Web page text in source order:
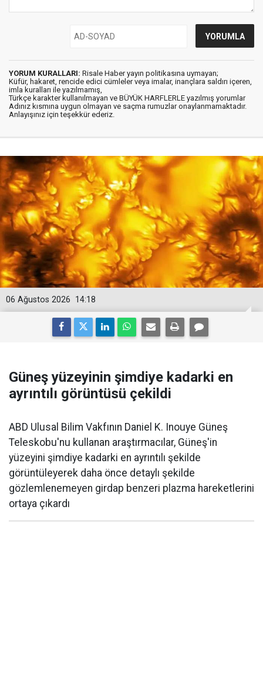
YORUM KURALLARI: Risale Haber yayın politikasına uymayan;
Küfür, hakaret, rencide edici cümleler veya imalar, inançlara saldırı içeren,
imla kuralları ile yazılmamış,
Türkçe karakter kullanılmayan ve BÜYÜK HARFLERLE yazılmış yorumlar
Adınız kısmına uygun olmayan ve saçma rumuzlar onaylanmamaktadır.
Anlayışınız için teşekkür ederiz.
14:18
06 Ağustos 2026
Güneş yüzeyinin şimdiye kadarki en
ayrıntılı görüntüsü çekildi
ABD Ulusal Bilim Vakfının Daniel K. Inouye Güneş
Teleskobu'nu kullanan araştırmacılar, Güneş'in
yüzeyini şimdiye kadarki en ayrıntılı şekilde
görüntüleyerek daha önce detaylı şekilde
gözlemlenemeyen girdap benzeri plazma hareketlerini
ortaya çıkardı